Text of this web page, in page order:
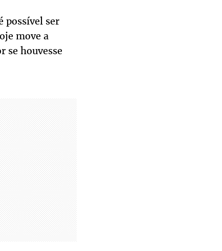
possível ser
move a
se houvesse